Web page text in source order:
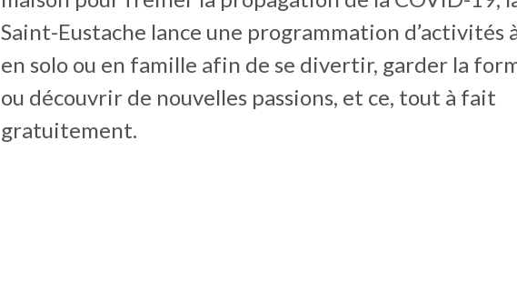
Saint-Eustache lance une programmation d’activités
en solo ou en famille afin de se divertir, garder la
ou découvrir de nouvelles passions, et ce, tout à fait
gratuitement.